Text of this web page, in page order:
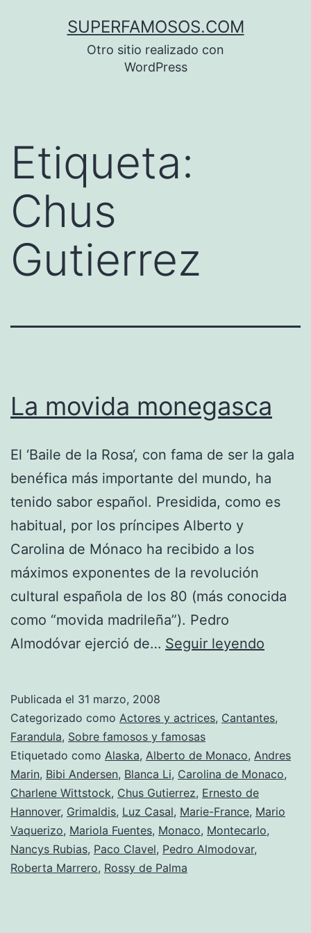
SUPERFAMOSOS.COM
Otro sitio realizado con
WordPress
Etiqueta:
Chus
Gutierrez
La movida monegasca
El ‘Baile de la Rosa‘, con fama de ser la gala
benéfica más importante del mundo, ha
tenido sabor español. Presidida, como es
habitual, por los príncipes Alberto y
Carolina de Mónaco ha recibido a los
máximos exponentes de la revolución
cultural española de los 80 (más conocida
como “movida madrileña”). Pedro
Almodóvar ejerció de… Seguir leyendo
Publicada el 31 marzo, 2008
Categorizado como Actores y actrices, Cantantes,
Farandula, Sobre famosos y famosas
Etiquetado como Alaska, Alberto de Monaco, Andres
Marin, Bibi Andersen, Blanca Li, Carolina de Monaco,
Charlene Wittstock, Chus Gutierrez, Ernesto de
Hannover, Grimaldis, Luz Casal, Marie-France, Mario
Vaquerizo, Mariola Fuentes, Monaco, Montecarlo,
Nancys Rubias, Paco Clavel, Pedro Almodovar,
Roberta Marrero, Rossy de Palma